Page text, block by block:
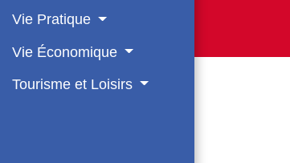
Vie Pratique
Vie Économique
Tourisme et Loisirs